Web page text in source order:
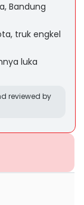
Bandung
truk engkel
luka
reviewed by